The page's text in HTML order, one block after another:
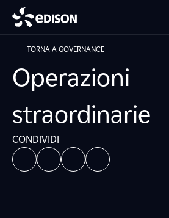
TORNA A GOVERNANCE
Operazioni
straordinarie
CONDIVIDI